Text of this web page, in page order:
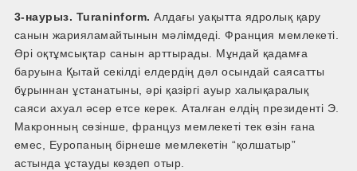
3-наурыз. Turaninform. Алдағы уақытта ядролық қару
санын жарияламайтынын мәлімдеді. Франция мемлекеті.
Әрі оқтұмсықтар санын арттырады. Мұндай қадамға
баруына Қытай секілді елдердің дәл осындай саясатты
бұрыннан ұстанатыны, әрі қазіргі ауыр халықаралық
саяси ахуал әсер етсе керек. Аталған елдің президенті Э.
Макронның сөзінше, француз мемлекеті тек өзін ғана
емес, Еуропаның бірнеше мемлекетін “қолшатыр”
астында ұстауды көздеп отыр.